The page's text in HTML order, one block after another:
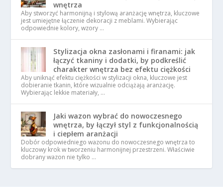
wnętrza
Aby stworzyć harmonijną i stylową aranżację wnętrza, kluczowe
jest umiejętne łączenie dekoracji z meblami. Wybierając
odpowiednie kolory, wzory …
Stylizacja okna zasłonami i firanami: jak
łączyć tkaniny i dodatki, by podkreślić
charakter wnętrza bez efektu ciężkości
Aby uniknąć efektu ciężkości w stylizacji okna, kluczowe jest
dobieranie tkanin, które wizualnie odciążają aranżację.
Wybierając lekkie materiały, …
Jaki wazon wybrać do nowoczesnego
wnętrza, by łączył styl z funkcjonalnością
i ciepłem aranżacji
Dobór odpowiedniego wazonu do nowoczesnego wnętrza to
kluczowy krok w tworzeniu harmonijnej przestrzeni. Właściwie
dobrany wazon nie tylko …